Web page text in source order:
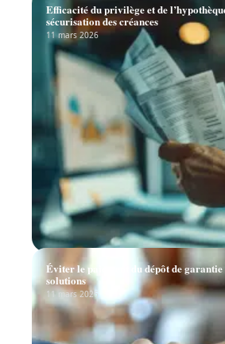
Efficacité du privilège et de
sécurisation des créances
11 mars 2026
Éviter le paiement du dépôt de garantie
solutions
11 mars 2026